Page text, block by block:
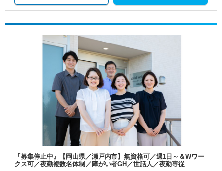
『募集停止中』【岡山県／瀬戸内市】無資格可／週1日～＆Wワー
クス可／夜勤複数名体制／障がい者GH／世話人／夜勤専従